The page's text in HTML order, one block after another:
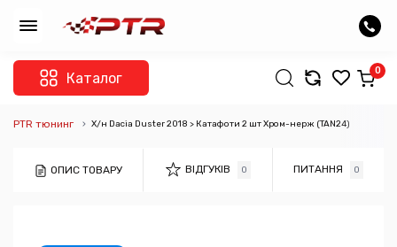
Каталог 0
PTR тюнинг Х/н Dacia Duster 2018 > Катафоти 2 шт Хром-нерж (TAN24)
ОПИС ТОВАРУ ВІДГУКІВ 0 ПИТАННЯ 0